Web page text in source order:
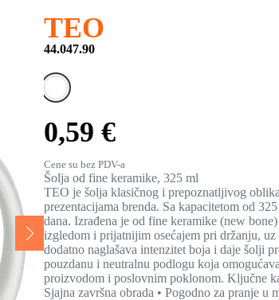
TEO
44.047.90
0,59 €
Cene su bez PDV-a
Šolja od fine keramike, 325 ml
TEO je šolja klasičnog i prepoznatljivog
prezentacijama brenda. Sa kapacitetom od
dana. Izrađena je od fine keramike (new
izgledom i prijatnijim osećajem pri držanju,
dodatno naglašava intenzitet boja i daje šolji
pouzdanu i neutralnu podlogu koja
proizvodom i poslovnim poklonom. Ključne
Sjajna završna obrada • Pogodno za pranje u